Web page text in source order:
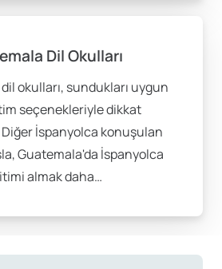
Dil Okulları
okulları, sundukları uygun
seçenekleriyle dikkat
İspanyolca konuşulan
Guatemala'da İspanyolca
almak daha…